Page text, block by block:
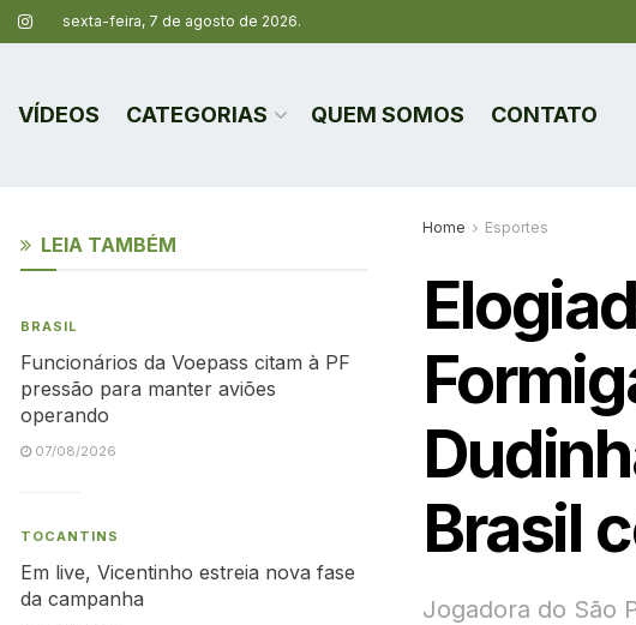
sexta-feira, 7 de agosto de 2026.
VÍDEOS CATEGORIAS QUEM SOMOS CONTATO
Home Esportes
Brasil
Jogadora do São
LEIA TAMBÉM
BRASIL
Funcionários da Voepass citam à PF
pressão para manter aviões
operando
07/08/2026
TOCANTINS
Em live, Vicentinho estreia nova fase
da campanha